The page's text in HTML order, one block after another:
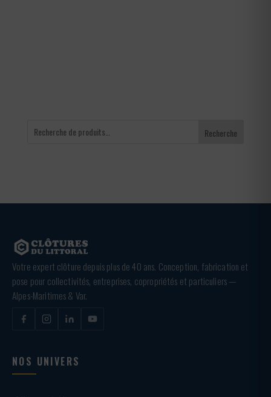
Recherche
Votre expert clôture depuis plus de 40 ans. Conception, fabrication et
pose pour collectivités, entreprises, copropriétés et particuliers —
Alpes-Maritimes & Var.
NOS UNIVERS